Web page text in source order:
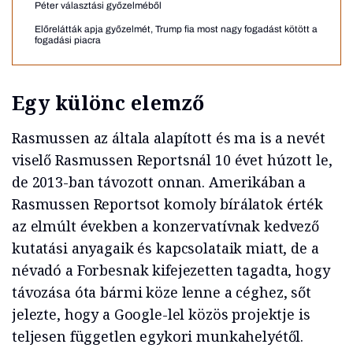
Péter választási győzelméből
Előrelátták apja győzelmét, Trump fia most nagy fogadást kötött a
fogadási piacra
Egy különc elemző
Rasmussen az általa alapított és ma is a nevét
viselő Rasmussen Reportsnál 10 évet húzott le,
de 2013-ban távozott onnan. Amerikában a
Rasmussen Reportsot komoly bírálatok érték
az elmúlt években a konzervatívnak kedvező
kutatási anyagaik és kapcsolataik miatt, de a
névadó a Forbesnak kifejezetten tagadta, hogy
távozása óta bármi köze lenne a céghez, sőt
jelezte, hogy a Google-lel közös projektje is
teljesen független egykori munkahelyétől.